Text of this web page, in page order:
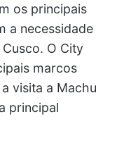
os principais
a necessidade
O City
marcos
visita a Machu
principal